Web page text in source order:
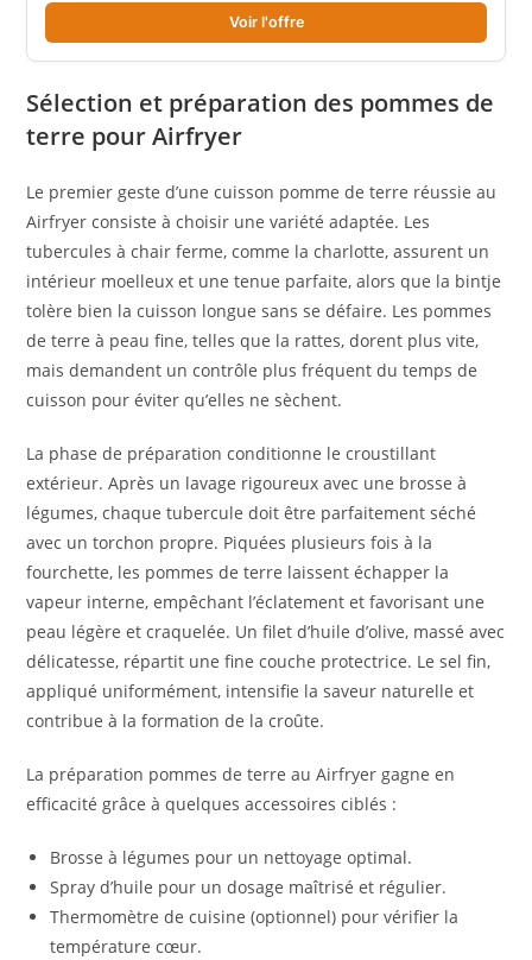
Voir l'offre
Sélection et préparation des pommes de
terre pour Airfryer
Le premier geste d’une cuisson pomme de terre réussie au
Airfryer consiste à choisir une variété adaptée. Les
tubercules à chair ferme, comme la charlotte, assurent un
intérieur moelleux et une tenue parfaite, alors que la bintje
tolère bien la cuisson longue sans se défaire. Les pommes
de terre à peau fine, telles que la rattes, dorent plus vite,
mais demandent un contrôle plus fréquent du temps de
cuisson pour éviter qu’elles ne sèchent.
La phase de préparation conditionne le croustillant
extérieur. Après un lavage rigoureux avec une brosse à
légumes, chaque tubercule doit être parfaitement séché
avec un torchon propre. Piquées plusieurs fois à la
fourchette, les pommes de terre laissent échapper la
vapeur interne, empêchant l’éclatement et favorisant une
peau légère et craquelée. Un filet d’huile d’olive, massé avec
délicatesse, répartit une fine couche protectrice. Le sel fin,
appliqué uniformément, intensifie la saveur naturelle et
contribue à la formation de la croûte.
La préparation pommes de terre au Airfryer gagne en
efficacité grâce à quelques accessoires ciblés :
Brosse à légumes pour un nettoyage optimal.
Spray d’huile pour un dosage maîtrisé et régulier.
Thermomètre de cuisine (optionnel) pour vérifier la
température cœur.